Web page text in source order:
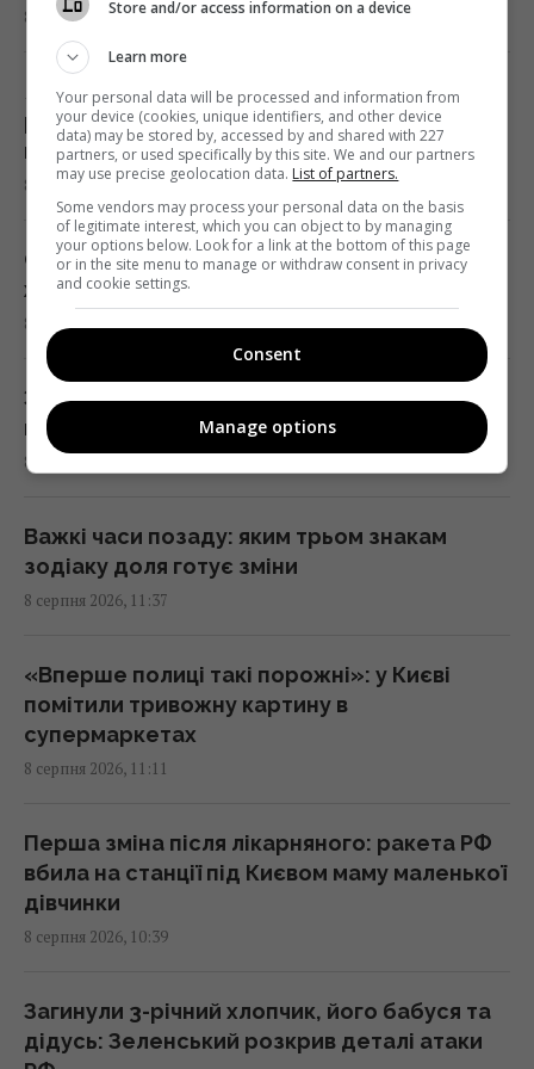
Хто має платити за сімейну відпустку:
британців здивували очікування покоління
Z
10:56 субота, 08 серпня 2026
У Росії загорілись одразу два великі НПЗ
після атаки українських дронів
10:55 субота, 08 серпня 2026
Під джунглями В'єтнаму виявили печеру з
рідкісними кам'яними "перлинами"
10:49 субота, 08 серпня 2026
про деякі функції, про які ви не знали
10:42 субота, 08 серпня 2026
"Бориславська нафтова компанія" просить
Зеленського переглянути санкції
10:13 субота, 08 серпня 2026
курортам загрожують лісові пожежі та
небезпека
10:08 субота, 08 серпня 2026
вибухівкою в аеропорту Лейпцига, - WSJ
09:59 субота, 08 серпня 2026
8 серпня 2026, 11:59
Як рішення Нацбанку дозволять бізнесу
розвиватися попри посилені атаки ЗС РФ:
пояснив Голова НБУ Андрій Пишний
8 серпня 2026, 11:58
Седокова страшенно зганьбилася під час
живого виступу: ганебне відео
8 серпня 2026, 11:51
ЗСУ масовано вдарили по Росії, є прильоти:
в Генштабі розкрили наслідки атаки
8 серпня 2026, 11:48
Важкі часи позаду: яким трьом знакам
зодіаку доля готує зміни
8 серпня 2026, 11:37
«Вперше полиці такі порожні»: у Києві
помітили тривожну картину в
супермаркетах
8 серпня 2026, 11:11
Перша зміна після лікарняного: ракета РФ
вбила на станції під Києвом маму маленької
дівчинки
8 серпня 2026, 10:39
Загинули 3-річний хлопчик, його бабуся та
дідусь: Зеленський розкрив деталі атаки
Store and/or access information on a device
Learn more
Your personal data will be processed and information from
your device (cookies, unique identifiers, and other device
data) may be stored by, accessed by and shared with 227
partners, or used specifically by this site. We and our partners
may use precise geolocation data. List of partners.
Some vendors may process your personal data on the basis
of legitimate interest, which you can object to by managing
your options below. Look for a link at the bottom of this page
or in the site menu to manage or withdraw consent in privacy
and cookie settings.
Consent
Manage options